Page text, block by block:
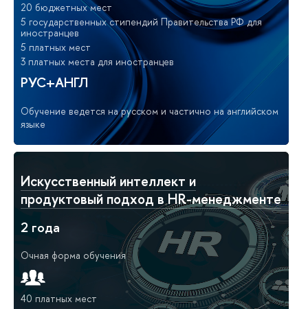
20 бюджетных мест
5 государственных стипендий Правительства РФ для
иностранцев
5 платных мест
3 платных места для иностранцев
РУС+АНГЛ
Обучение ведется на русском и частично на английском
языке
Искусственный интеллект и
продуктовый подход в HR-менеджменте
2 года
Очная форма обучения
40 платных мест